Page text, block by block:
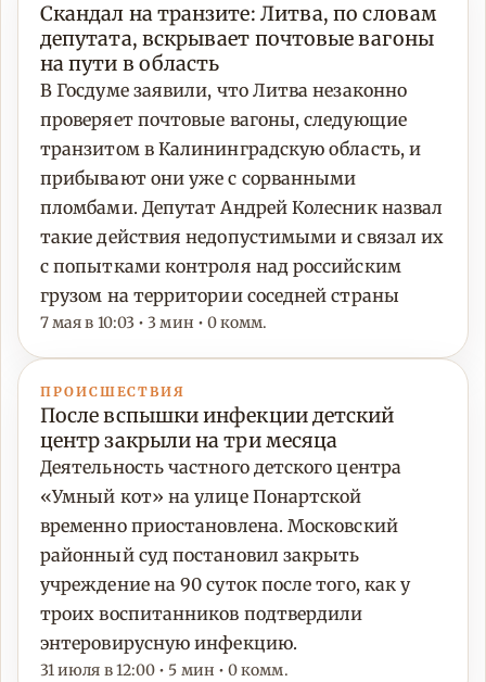
Скандал на транзите: Литва, по словам
депутата, вскрывает почтовые вагоны
на пути в область
В Госдуме заявили, что Литва незаконно
проверяет почтовые вагоны, следующие
транзитом в Калининградскую область, и
прибывают они уже с сорванными
пломбами. Депутат Андрей Колесник назвал
такие действия недопустимыми и связал их
с попытками контроля над российским
грузом на территории соседней страны
7 мая в 10:03 • 3 мин • 0 комм.
ПРОИСШЕСТВИЯ
После вспышки инфекции детский
центр закрыли на три месяца
Деятельность частного детского центра
«Умный кот» на улице Понартской
временно приостановлена. Московский
районный суд постановил закрыть
учреждение на 90 суток после того, как у
троих воспитанников подтвердили
энтеровирусную инфекцию.
31 июля в 12:00 • 5 мин • 0 комм.